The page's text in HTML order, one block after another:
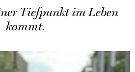
Tiefpunkt im Leben
kommt.